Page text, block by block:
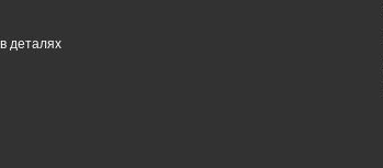
деталях